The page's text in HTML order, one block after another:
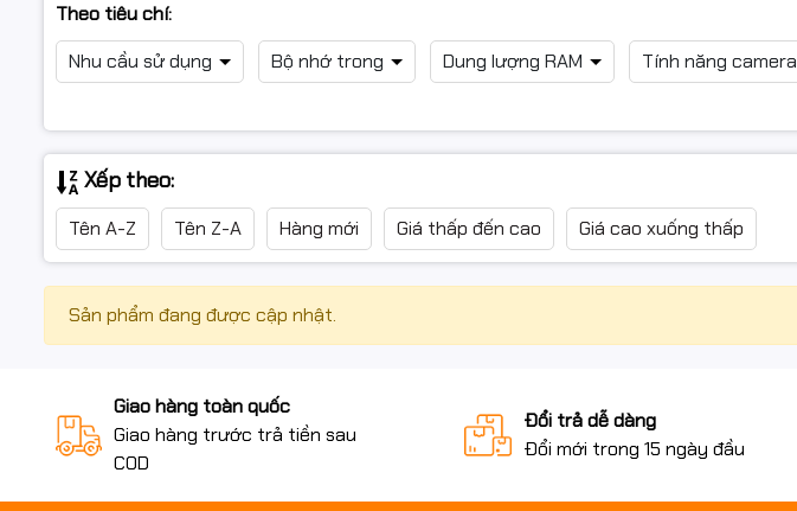
Theo tiêu chí:
Nhu cầu sử dụng
Bộ nhớ trong Dung lượng RAM Tính năng camera
Xếp theo:
Tên A-Z Tên Z-A Hàng mới Giá thấp đến cao Giá cao xuống thấp
Sản phẩm đang được cập nhật.
Giao hàng toàn quốc
Giao hàng trước trả tiền sau
COD
Đổi trả dễ dàng
Đổi mới trong 15 ngày đầu